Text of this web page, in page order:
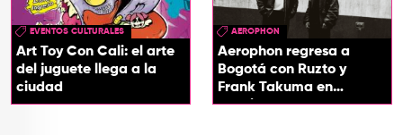
EVENTOS CULTURALES
Art Toy Con Cali: el arte
del juguete llega a la
ciudad
AEROPHON
Aerophon regresa a
Bogotá con Ruzto y
Frank Takuma en
concierto